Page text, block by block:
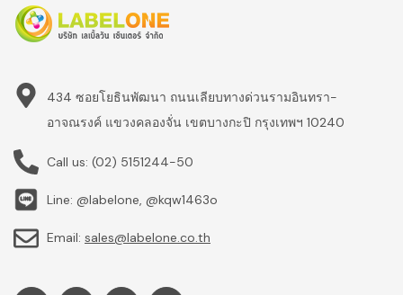
434 ซอยโยธินพัฒนา ถนนเลียบทางด่วนรามอินทรา-
อาจณรงค์ แขวงคลองจั่น เขตบางกะปิ กรุงเทพฯ 10240
Call us: (02) 5151244-50
Line: @labelone, @kqw1463o
Email: sales@labelone.co.th